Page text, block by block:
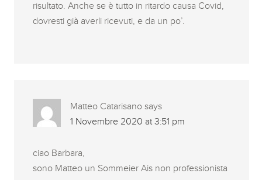
risultato. Anche se è tutto in ritardo causa Covid,
dovresti già averli ricevuti, e da un po’.
Matteo Catarisano says
1 Novembre 2020 at 3:51 pm
ciao Barbara,
sono Matteo un Sommeier Ais non professionista